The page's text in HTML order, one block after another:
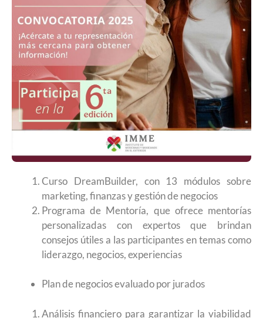
Curso DreamBuilder, con 13 módulos sobre
marketing, finanzas y gestión de negocios
Programa de Mentoría, que ofrece mentorías
personalizadas con expertos que brindan
consejos útiles a las participantes en temas como
liderazgo, negocios, experiencias
Plan de negocios evaluado por jurados
Análisis financiero para garantizar la viabilidad